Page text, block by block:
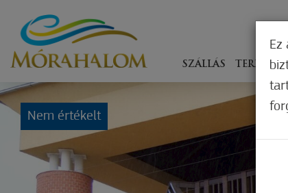
SZÁLLÁS
Nem értékelt
Ez